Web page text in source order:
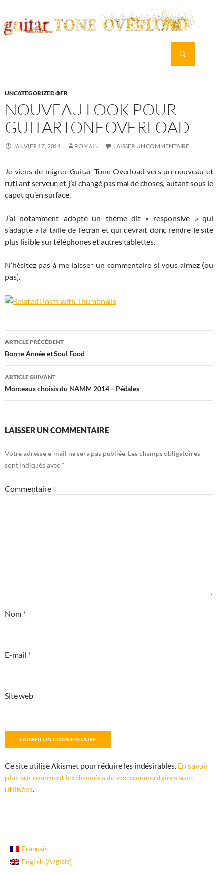
UNCATEGORIZED @FR
NOUVEAU LOOK POUR
GUITARTONEOVERLOAD
JANVIER 17, 2014 ROMAIN LAISSER UN COMMENTAIRE
Je viens de migrer Guitar Tone Overload vers un nouveau et
rutilant serveur, et j’ai changé pas mal de choses, autant sous le
capot qu’en surface.
J’ai notamment adopté un thème dit « responsive » qui
s’adapte à la taille de l’écran et qui devrait donc rendre le site
plus lisible sur téléphones et autres tablettes.
N’hésitez pas à me laisser un commentaire si vous aimez (ou
pas).
Navigation
des
articles
ARTICLE PRÉCÉDENT
Bonne Année et Soul Food
ARTICLE SUIVANT
Morceaux choisis du NAMM 2014 – Pédales
LAISSER UN COMMENTAIRE
Votre adresse e-mail ne sera pas publiée. Les champs obligatoires
sont indiqués avec *
Commentaire *
Nom *
E-mail *
Site web
Ce site utilise Akismet pour réduire les indésirables. En savoir
plus sur comment les données de vos commentaires sont
utilisées.
Français
English (Anglais)